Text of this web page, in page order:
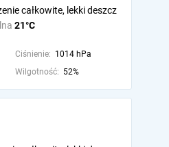
21°C
całkowite, lekki deszcz
Ciśnienie: 1014 hPa
Wilgotność: 52%